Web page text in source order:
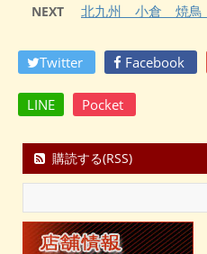
NEXT 北九州 小倉 焼
Twitter Facebook
LINE Pocket
購読する(RSS)